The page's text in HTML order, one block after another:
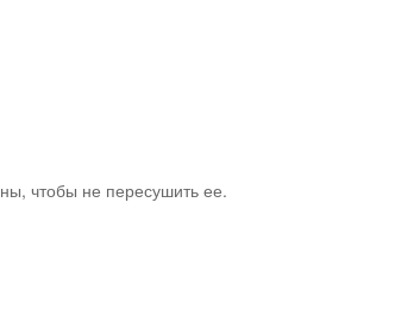
чтобы не пересушить ее.